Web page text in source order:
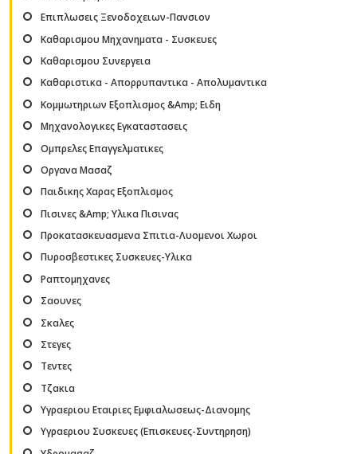
Επιπλωσεις Ξενοδοχειων-Πανσιον
Καθαρισμου Μηχανηματα - Συσκευες
Καθαρισμου Συνεργεια
Καθαριστικα - Απορρυπαντικα - Απολυμαντικα
Κομμωτηριων Εξοπλισμος &Amp; Ειδη
Μηχανολογικες Εγκαταστασεις
Ομπρελες Επαγγελματικες
Οργανα Μασαζ
Παιδικης Χαρας Εξοπλισμος
Πισινες &Amp; Υλικα Πισινας
Προκατασκευασμενα Σπιτια-Λυομενοι Χωροι
Πυροσβεστικες Συσκευες-Υλικα
Ραπτομηχανες
Σαουνες
Σκαλες
Στεγες
Τεντες
Τζακια
Υγραεριου Εταιριες Εμφιαλωσεως-Διανομης
Υγραεριου Συσκευες (Επισκευες-Συντηρηση)